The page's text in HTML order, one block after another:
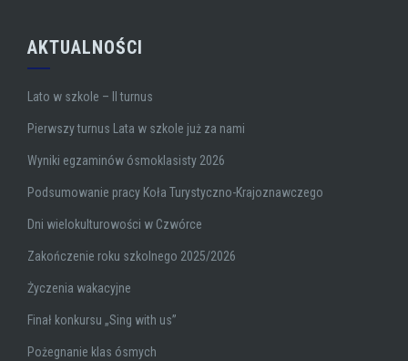
AKTUALNOŚCI
Lato w szkole – II turnus
Pierwszy turnus Lata w szkole już za nami
Wyniki egzaminów ósmoklasisty 2026
Podsumowanie pracy Koła Turystyczno-Krajoznawczego
Dni wielokulturowości w Czwórce
Zakończenie roku szkolnego 2025/2026
Życzenia wakacyjne
Finał konkursu „Sing with us”
Pożegnanie klas ósmych